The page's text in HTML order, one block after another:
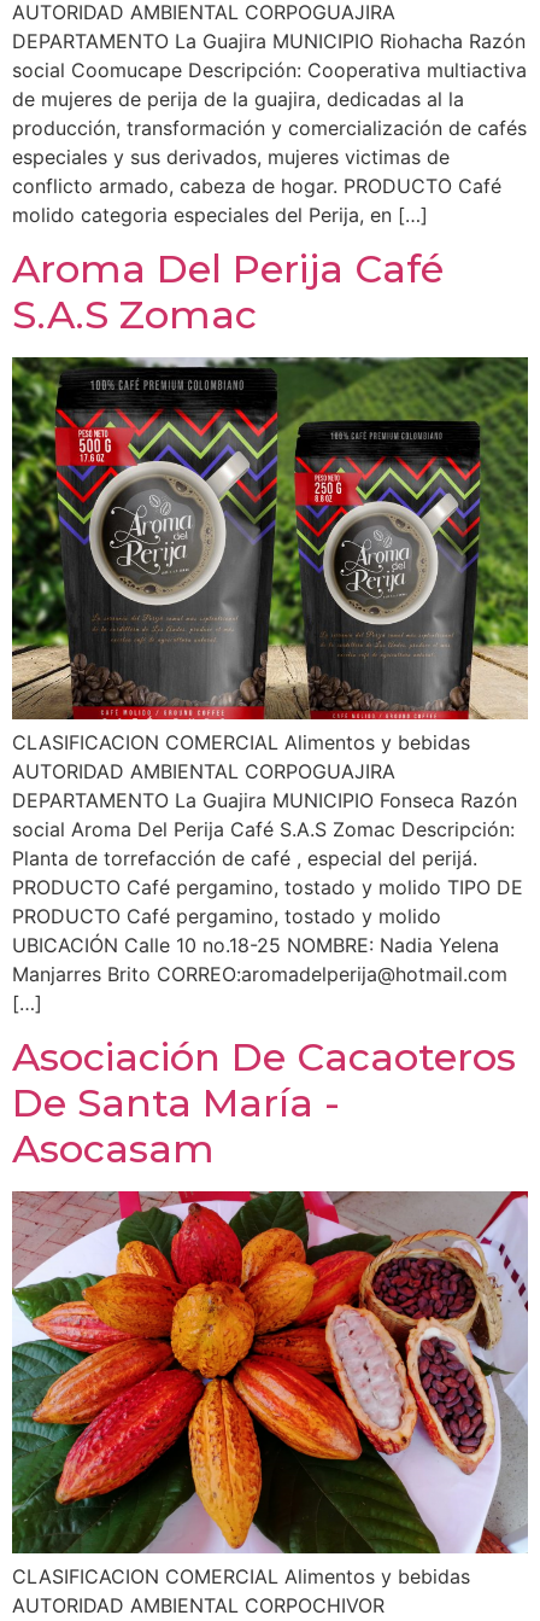
AUTORIDAD AMBIENTAL CORPOGUAJIRA
DEPARTAMENTO La Guajira MUNICIPIO Riohacha Razón
social Coomucape Descripción: Cooperativa multiactiva
de mujeres de perija de la guajira, dedicadas al la
producción, transformación y comercialización de cafés
especiales y sus derivados, mujeres victimas de
conflicto armado, cabeza de hogar. PRODUCTO Café
molido categoria especiales del Perija, en […]
Aroma Del Perija Café
S.A.S Zomac
CLASIFICACION COMERCIAL Alimentos y bebidas
AUTORIDAD AMBIENTAL CORPOGUAJIRA
DEPARTAMENTO La Guajira MUNICIPIO Fonseca Razón
social Aroma Del Perija Café S.A.S Zomac Descripción:
Planta de torrefacción de café , especial del perijá.
PRODUCTO Café pergamino, tostado y molido TIPO DE
PRODUCTO Café pergamino, tostado y molido
UBICACIÓN Calle 10 no.18-25 NOMBRE: Nadia Yelena
Manjarres Brito CORREO:aromadelperija@hotmail.com
[…]
Asociación De Cacaoteros
De Santa María -
Asocasam
CLASIFICACION COMERCIAL Alimentos y bebidas
AUTORIDAD AMBIENTAL CORPOCHIVOR